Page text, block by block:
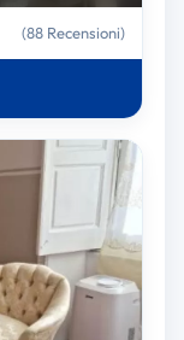
(88 Recensioni)